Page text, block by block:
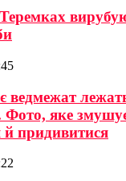
ведмежат
Фото, яке
й придивитися